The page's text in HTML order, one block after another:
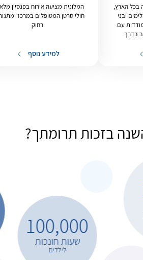
בכל הארץ,
ובני
עם
בדרך
המלונית מציעה אירוח בפנסיון
חולי סרטן המטופלים במרכז
רחוק
למידע נוסף
בזכות תרומתך?
100,000
שעות חונכות
לילדים